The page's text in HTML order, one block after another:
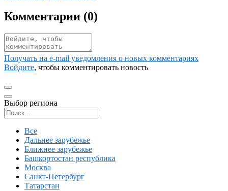
Комментарии (0)
Получать на e‑mail уведомления о новых комментариях
Войдите, чтобы комментировать новость
Выбор региона
Все
Дальнее зарубежье
Ближнее зарубежье
Башкортостан республика
Москва
Санкт-Петербург
Татарстан